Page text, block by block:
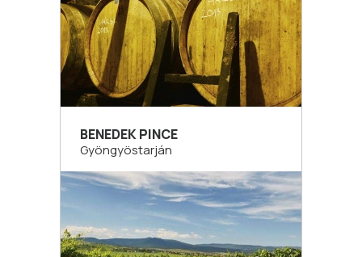
BENEDEK PINCE
Gyöngyöstarján